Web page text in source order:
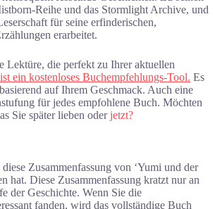
Reihe und das Stormlight Archive, und
für seine erfinderischen,
erarbeitet.
Lektüre, die perfekt zu Ihrer aktuellen
ein kostenloses Buchempfehlungs-Tool. Es
auf Ihrem Geschmack. Auch eine
für jedes empfohlene Buch. Möchten
Sie später lieben oderjetzt?
Zusammenfassung von ‘Yumi und der
hat. Diese Zusammenfassung kratzt nur an
der Geschichte. Wenn Sie die
fanden, wird das vollständige Buch